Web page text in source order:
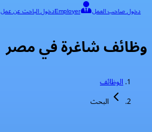
دخول صاحب العمل Employerدخول الباحث عن عمل
وظائف شاغرة في مصر
الوظائف
البحث